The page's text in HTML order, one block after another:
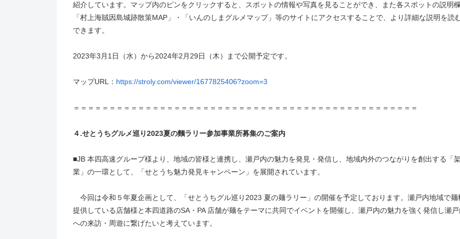
紹介しています。マップ内のピンをクリックすると、スポットの情報や写真を見ることができ、また各スポットの説明
「村上海賊因島城跡散策MAP」・「いんのしまグルメマップ」等のサイトにアクセスすることで、より詳細な説明を読
できます。
2023年3月1日（水）から2024年2月29日（木）まで公開予定です。
マップURL： https://stroly.com/viewer/1677825406?zoom=3
＝＝＝＝＝＝＝＝＝＝＝＝＝＝＝＝＝＝＝＝＝＝＝＝＝＝＝＝＝＝＝＝＝＝＝＝＝＝＝＝＝＝＝＝＝＝＝＝
４.せとうちグルメ巡り2023夏の麵ラリー参加事業所募集のご案内
■JB 本四高速グループ様より、地域の皆様と連携し、瀬戸内の魅力を発見・発信し、地域内外のつながりを創出する「
業」の一環として、「せとうち魅力発見キャンペーン」を展開されています。
今回は令和５年夏企画として、「せとうちグル巡り2023 夏の麺ラリー」の開催を予定しております。瀬戸内地域で麺
提供している店舗様と本四道路のSA・PA 店舗が麺をテーマに共同でイベントを開催し、瀬戸内の魅力を強く発信し瀬
への来訪・周遊に繋げたいと考えています。